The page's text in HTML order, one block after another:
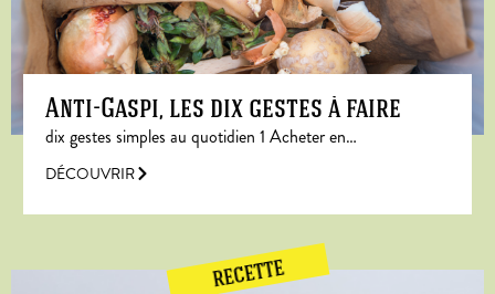
Anti-Gaspi, les dix gestes à faire
dix gestes simples au quotidien 1 Acheter en…
DÉCOUVRIR
RECETTE